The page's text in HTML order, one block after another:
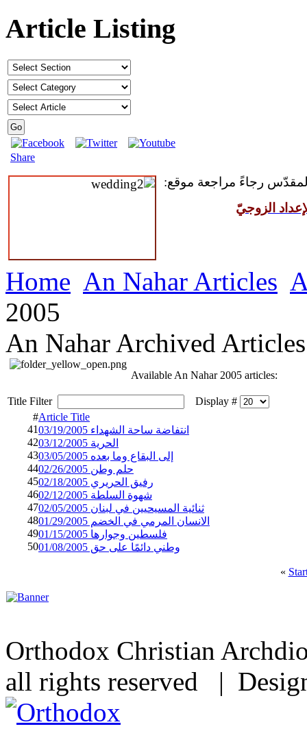
Article Listing
Share
رجاءً مراجعة موقع:
الزوجيّ
Home An Nahar Articles
2005
An Nahar Archived Articles
Available An Nahar 2005 articles:
Title Filter
Display #
#Article Title
41
انتفاضة ساحة الشهداء 03/19/2005
42
الحرية 03/12/2005
43
إلى البقاع وما بعده 03/05/2005
44
حلم وطن 02/26/2005
45
رفيق الحريري 02/18/2005
46
شهوة السلطة 02/12/2005
47
ثنائية المسيحيين في لبنان 02/05/2005
48
الانسان المرمي في الخضم 01/29/2005
49
فلسطين وجوارها 01/15/2005
50
وطني دائمًا على حق 01/08/2005
«
Orthodox Christian
all rights reserved |